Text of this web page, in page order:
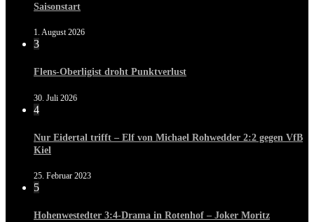
Saisonstart
1. August 2026
3
Flens-Oberligist droht Punktverlust
30. Juli 2026
4
Nur Eidertal trifft – Elf von Michael Rohwedder 2:2 gegen VfB
Kiel
25. Februar 2023
5
Hohenwestedter 3:4-Drama in Rotenhof – Joker Moritz